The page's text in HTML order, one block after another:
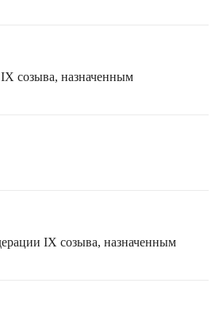
созыва, назначенным
IX созыва, назначенным